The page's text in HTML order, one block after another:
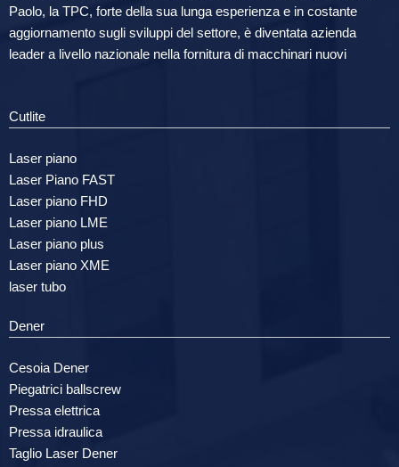
Paolo, la TPC, forte della sua lunga esperienza e in costante
aggiornamento sugli sviluppi del settore, è diventata azienda
leader a livello nazionale nella fornitura di macchinari nuovi
Cutlite
Laser piano
Laser Piano FAST
Laser piano FHD
Laser piano LME
Laser piano plus
Laser piano XME
laser tubo
Dener
Cesoia Dener
Piegatrici ballscrew
Pressa elettrica
Pressa idraulica
Taglio Laser Dener